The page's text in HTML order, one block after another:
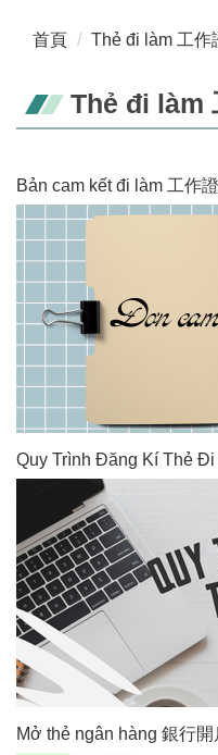
首頁 Thẻ đi làm 工作
Thẻ đi làm
Bản cam kết đi làm 工作
Quy Trình Đăng Kí Thẻ Đi
Mở thẻ ngân hàng 銀行開